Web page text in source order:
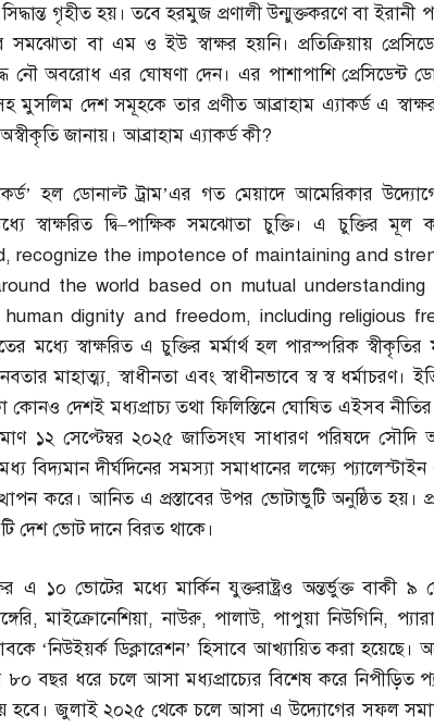
গৃহীত হয়। তবে হরমুজ প্রণালী উন্মুক্তকরণে বা ইরানী
বা এম ও ইউ স্বাক্ষর হয়নি। প্রতিক্রিয়ায়
নৌ অবরোধ এর ঘোষণা দেন। এর পাশাপাশি প্রেসিডেন্ট
দেশ সমূহকে তার প্রণীত আব্রাহাম এ্যাকর্ড এ
জানায়। আব্রাহাম এ্যাকর্ড কী?
হল ডোনাল্ট ট্রাম’এর গত মেয়াদে আমেরিকার
স্বাক্ষরিত দ্বি–পাক্ষিক সমঝোতা চুক্তি। এ চুক্তির
recognize the impotence of maintaining and
the world based on mutual
dignity and freedom, including religious
মধ্যে স্বাক্ষরিত এ চুক্তির মর্মার্থ হল পারস্পরিক স্বীকৃতির
মাহাত্ম্য,স্বাধীনতা এবং স্বাধীনভাবে স্ব স্ব
দেশই মধ্যপ্রাচ্য তথা ফিলিস্তিনে ঘোষিত এইসব
১২ সেপ্টেম্বর ২০২৫ জাতিসংঘ সাধারণ পরিষদে সৌদি
বিদ্যমান দীর্ঘদিনের সমস্যা সমাধানের লক্ষ্যে
করে। আনিত এ প্রস্তাবের উপর ভোটাভুটি অনুষ্ঠিত হয়।
দেশ ভোট দানে বিরত থাকে।
এ ১০ ভোটের মধ্যে মার্কিন যুক্তরাষ্ট্রও অন্তর্ভুক্ত বাকী
,মাইক্রোনেশিয়া,নাউরু, পালাউ, পাপুয়া নিউগিনি,
‘নিউইয়র্ক ডিক্লারেশন’ হিসাবে আখ্যায়িত করা হয়েছে।
৮০ বছর ধরে চলে আসা মধ্যপ্রাচ্যের বিশেষ করে নিপীড়িত
হবে। জুলাই ২০২৫ থেকে চলে আসা এ উদ্যোগের সফল